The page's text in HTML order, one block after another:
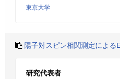
東京大学
陽子対スピン相関測定による
研究代表者